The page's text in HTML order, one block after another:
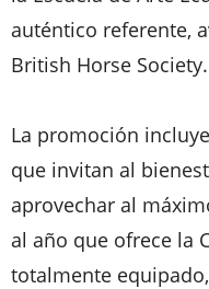
auténtico referente,
British Horse Society.
La promoción
que invitan al
aprovechar al
al año que ofrece la
totalmente